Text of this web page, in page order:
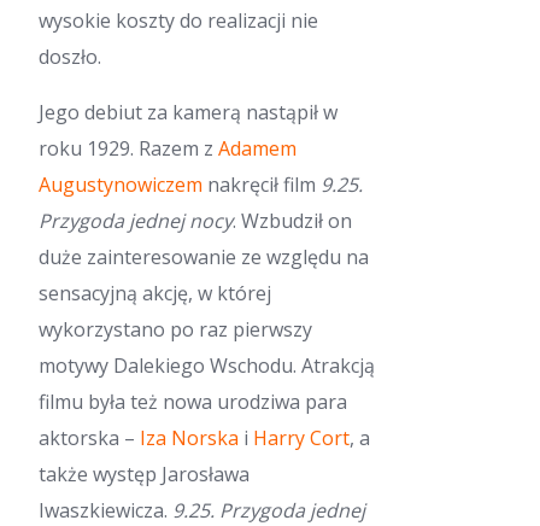
wysokie koszty do realizacji nie
doszło.
Jego debiut za kamerą nastąpił w
roku 1929. Razem z Adamem
Augustynowiczem nakręcił film 9.25.
Przygoda jednej nocy. Wzbudził on
duże zainteresowanie ze względu na
sensacyjną akcję, w której
wykorzystano po raz pierwszy
motywy Dalekiego Wschodu. Atrakcją
filmu była też nowa urodziwa para
aktorska – Iza Norska i Harry Cort, a
także występ Jarosława
Iwaszkiewicza. 9.25. Przygoda jednej